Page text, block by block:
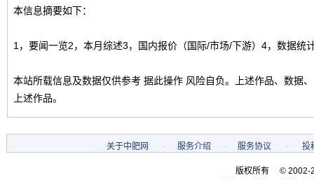
本信息摘要如下：
1，要闻一览2，本月综述3，国内报价（国际/市场/下游）4，数据统
本站所载信息及数据仅供参考 据此操作 风险自负。上述作品、数据
上述作品。
关于中肥网 - 服务介绍 - 服务协议 - 投
版权所有 © 2002-